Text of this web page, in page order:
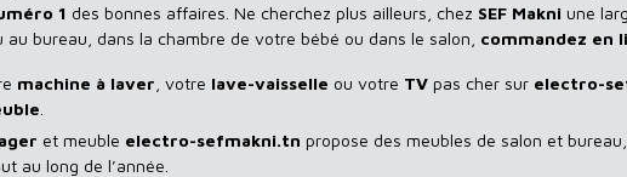
1 des bonnes affaires. Ne cherchez plus ailleurs, chez SEF Makni une
bureau, dans la chambre de votre bébé ou dans le salon, commandez en
machine à laver , votre lave-vaisselle ou votre TV pas cher sur electro-
et meuble electro-sefmakni.tn propose des meubles de salon et bureau,
au long de l’année.